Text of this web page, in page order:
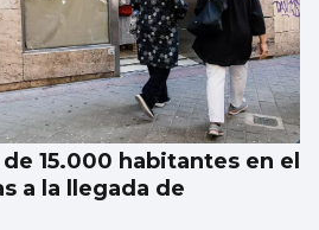
15.000 habitantes en el
a la llegada de